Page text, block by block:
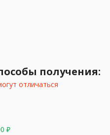
получения:
отличаться
₽